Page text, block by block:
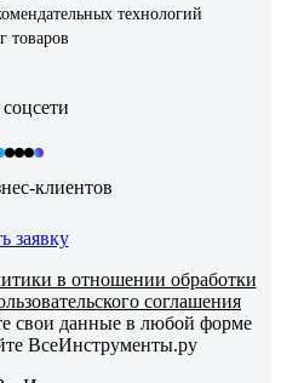
технологий
товаров
клиентов
заявку
в отношении обработки
соглашения
свои данные в любой форме
ВсеИнструменты.ру